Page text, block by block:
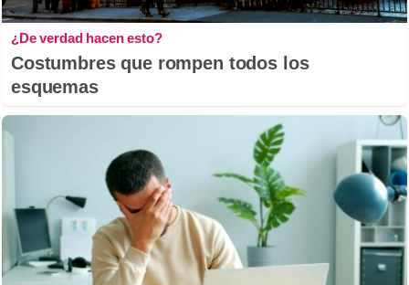
¿De verdad hacen esto?
Costumbres que rompen todos los
esquemas